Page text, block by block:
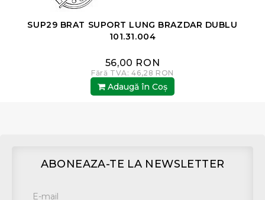
SUP29 BRAT SUPORT LUNG BRAZDAR DUBLU
101.31.004
56,00 RON
Fără TVA: 46,28 RON
Adaugă în Coş
ABONEAZA-TE LA NEWSLETTER